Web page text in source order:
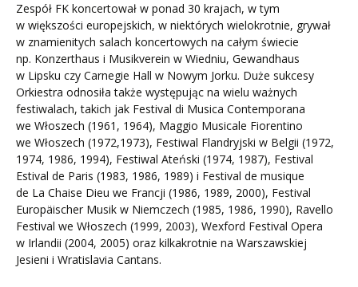
Zespół FK koncertował w ponad 30 krajach, w tym
w większości europejskich, w niektórych wielokrotnie, grywał
w znamienitych salach koncertowych na całym świecie
np. Konzerthaus i Musikverein w Wiedniu, Gewandhaus
w Lipsku czy Carnegie Hall w Nowym Jorku. Duże sukcesy
Orkiestra odnosiła także występując na wielu ważnych
festiwalach, takich jak Festival di Musica Contemporana
we Włoszech (1961, 1964), Maggio Musicale Fiorentino
we Włoszech (1972,1973), Festiwal Flandryjski w Belgii (1972,
1974, 1986, 1994), Festiwal Ateński (1974, 1987), Festival
Estival de Paris (1983, 1986, 1989) i Festival de musique
de La Chaise Dieu we Francji (1986, 1989, 2000), Festival
Europäischer Musik w Niemczech (1985, 1986, 1990), Ravello
Festival we Włoszech (1999, 2003), Wexford Festival Opera
w Irlandii (2004, 2005) oraz kilkakrotnie na Warszawskiej
Jesieni i Wratislavia Cantans.